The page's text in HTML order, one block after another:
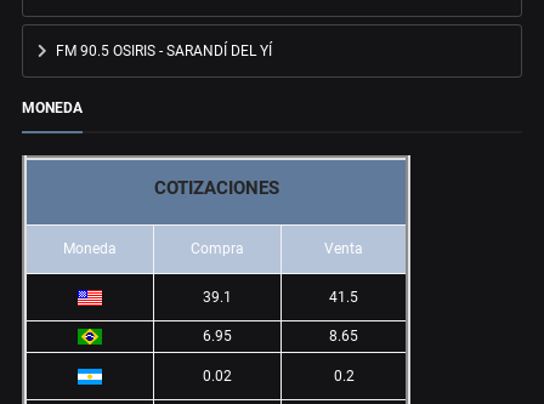
FM 90.5 OSIRIS - SARANDÍ DEL YÍ
MONEDA
COTIZACIONES
Moneda Compra Venta
39.1 41.5
6.95 8.65
0.02 0.2